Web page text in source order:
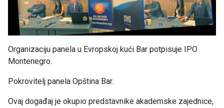
Organizaciju panela u Evropskoj kući Bar potpisuje IPO
Montenegro.
Pokrovitelj panela Opština Bar.
Ovaj događaj je okupio predstavnike akademske zajednice,